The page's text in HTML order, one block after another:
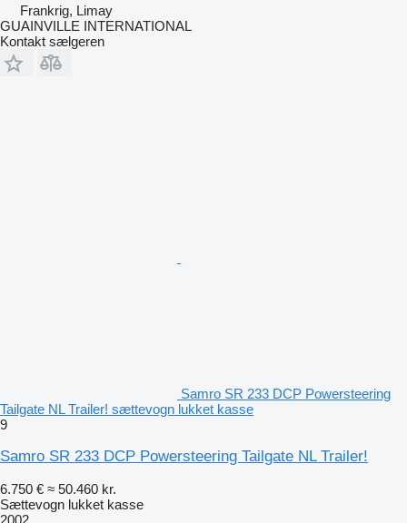
Frankrig, Limay
GUAINVILLE INTERNATIONAL
Kontakt sælgeren
Samro SR 233 DCP Powersteering
Tailgate NL Trailer! sættevogn lukket kasse
9
Samro SR 233 DCP Powersteering Tailgate NL Trailer!
6.750 € ≈ 50.460 kr.
Sættevogn lukket kasse
2002